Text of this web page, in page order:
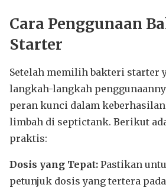
Cara Penggunaan
Starter
Setelah memilih bakteri starter
langkah-langkah
peran kunci dalam
limbah di septictank. Berikut
praktis:
Dosis yang Tepat: Pastikan
petunjuk dosis yang tertera